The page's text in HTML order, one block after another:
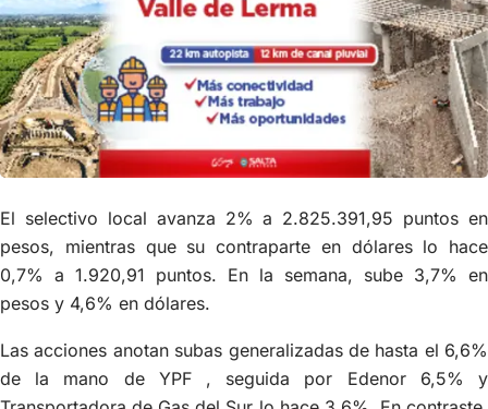
El selectivo local avanza 2% a 2.825.391,95 puntos en
pesos, mientras que su contraparte en dólares lo hace
0,7% a 1.920,91 puntos. En la semana, sube 3,7% en
pesos y 4,6% en dólares.
Las acciones anotan subas generalizadas de hasta el 6,6%
de la mano de YPF , seguida por Edenor 6,5% y